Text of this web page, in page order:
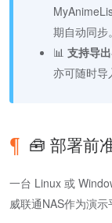
期自动同步。
📊 支持导
亦可随时导
🧰 部署前
一台 Linux 或
威联通NAS作为演示